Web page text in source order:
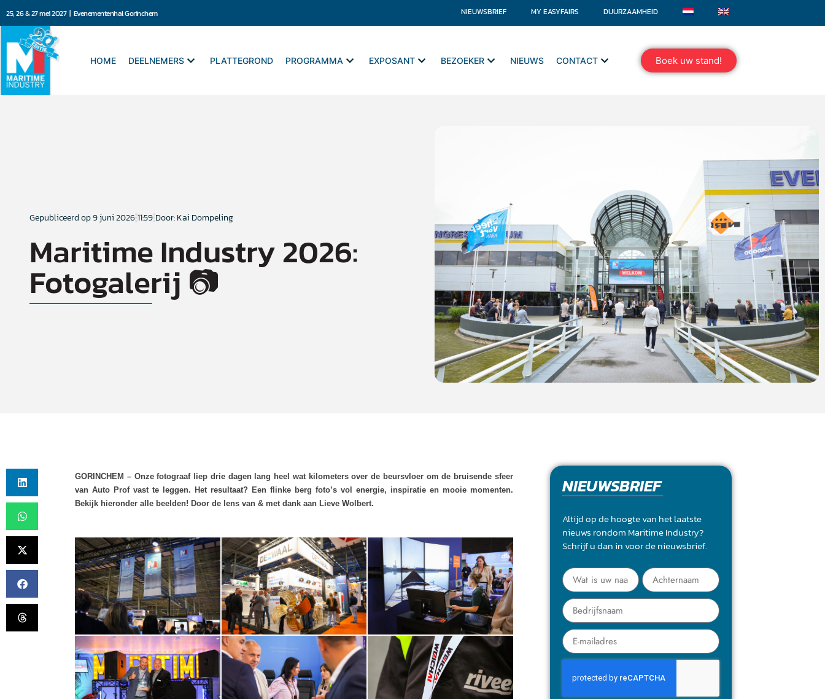
25, 26 & 27 mei 2027 | Evenementenhal Gorinchem NIEUWSBRIEF MY EASYFAIRS DUURZAAMHEID
HOME DEELNEMERS PLATTEGROND PROGRAMMA EXPOSANT BEZOEKER NIEUWS CONTACT Boek uw stand!
Gepubliceerd op9 juni 202611:59 Door: Kai Dompeling
Maritime Industry 2026:
Fotogalerij 📷
NIEUWSBRIEF
Altijd op de hoogte van het laatste
nieuws rondom Maritime Industry?
Schrijf u dan in voor de nieuwsbrief.
GORINCHEM – Onze fotograaf liep drie dagen lang heel wat kilometers over de beursvloer om de bruisende sfeer
van Auto Prof vast te leggen. Het resultaat? Een flinke berg foto’s vol energie, inspiratie en mooie momenten.
Bekijk hieronder alle beelden! Door de lens van & met dank aan Lieve Wolbert.